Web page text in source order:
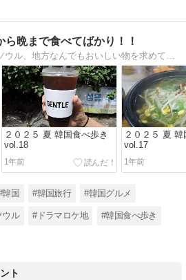
晩まで食べてばかり！！
韓国料理を食べ歩く！ソウル、地方なんでもおいしい物を求めて食べ歩きます。今晩から次の晩まで、いや日本に帰る晩まで食べ歩きます。
２０２５ 夏 韓国食べ歩き
vol.18
1年前
２０２５ 夏
vol.17
1年前
韓国 #韓国旅行 #韓国グルメ
ウル #ドラマロケ地 #韓国食べ歩き
ト